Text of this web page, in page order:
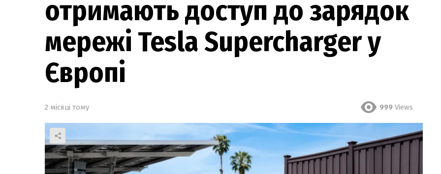
отримають доступ до зарядок
мережі Tesla Supercharger у
Європі
2 місяці тому 999 Views